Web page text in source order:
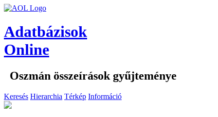
Adatbázisok
Online
Oszmán összeírások gyűjteménye
Keresés Hierarchia Térkép Információ